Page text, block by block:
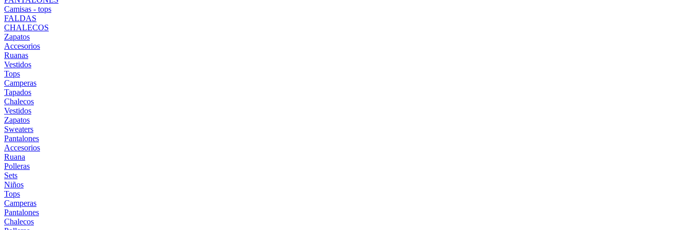
Camisas - tops
FALDAS
CHALECOS
Zapatos
Accesorios
Ruanas
Vestidos
Tops
Camperas
Tapados
Chalecos
Vestidos
Zapatos
Sweaters
Pantalones
Accesorios
Ruana
Polleras
Sets
Niños
Tops
Camperas
Pantalones
Chalecos